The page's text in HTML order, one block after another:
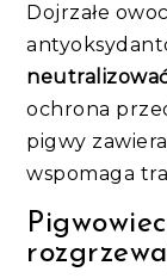
Dojrzałe
ochrona
pigwy
wspomaga